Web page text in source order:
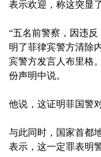
表示欢迎，称这突显
“五名前警察，因违
明了菲律宾警方清除
宾警方发言人布里格
份声明中说。
他说，这证明菲国警
与此同时，国家首都
表示，这一定罪表明